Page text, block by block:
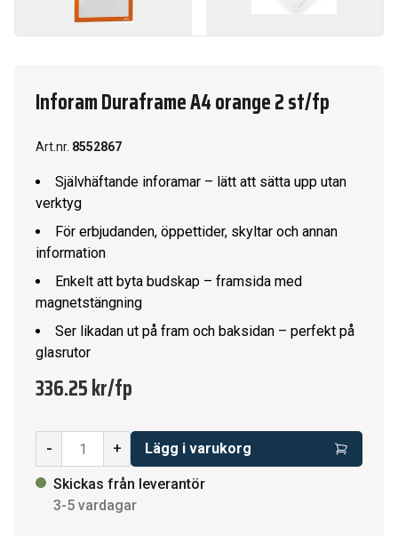
Inforam Duraframe A4 orange 2 st/fp
Art.nr. 8552867
Självhäftande inforamar – lätt att sätta upp utan
verktyg
För erbjudanden, öppettider, skyltar och annan
information
Enkelt att byta budskap – framsida med
magnetstängning
Ser likadan ut på fram och baksidan – perfekt på
glasrutor
336.25 kr/fp
- + Lägg i varukorg
Skickas från leverantör
3-5 vardagar